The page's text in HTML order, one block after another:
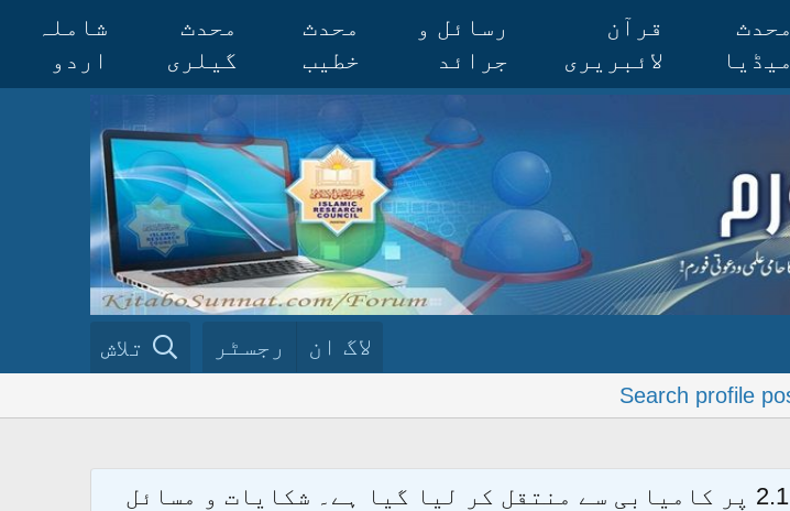
محدث
میڈیا
قرآن
لائبریری
رسائل و
جرائد
محدث
خطیب
محدث
گیلری
شاملہ
اردو
لاگ ان رجسٹر تلاش
Search profile
الحمدللہ محدث فورم کو نئےسافٹ ویئر زین فورو 2.1.7 پر کامیابی سے منتقل کر لیا گیا ہے۔ شکایات و مسائل